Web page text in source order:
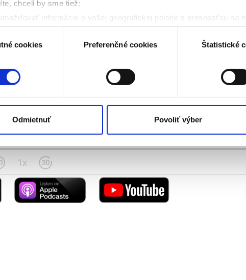
chceli by sme tiež:
informácie o vašej geografickej polohe s presnosťou na
vaše zariadenie aktívnym skenovaním konkrétnych
o tom, ako sa spracúvajú vaše osobné údaje, nájdete v časti s
používa cookies. Aktívnym nastavením nám udelíte súhlas
ako ste nám ho udelili opätovným vyvolaním tejto cookie lišty cez
vplyv na zákonnosť spracúvania vychádzajúceho zo súhlasu
cookies Preferenčné cookies Štatistické
Odmietnuť Povoliť výber